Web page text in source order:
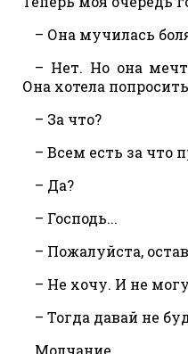
– Она мучилась
– Нет. Но она
Она хотела
– За что?
– Всем есть за что
– Да?
– Господь...
– Пожалуйста,
– Не хочу. И не
– Тогда давай не
Молчание.